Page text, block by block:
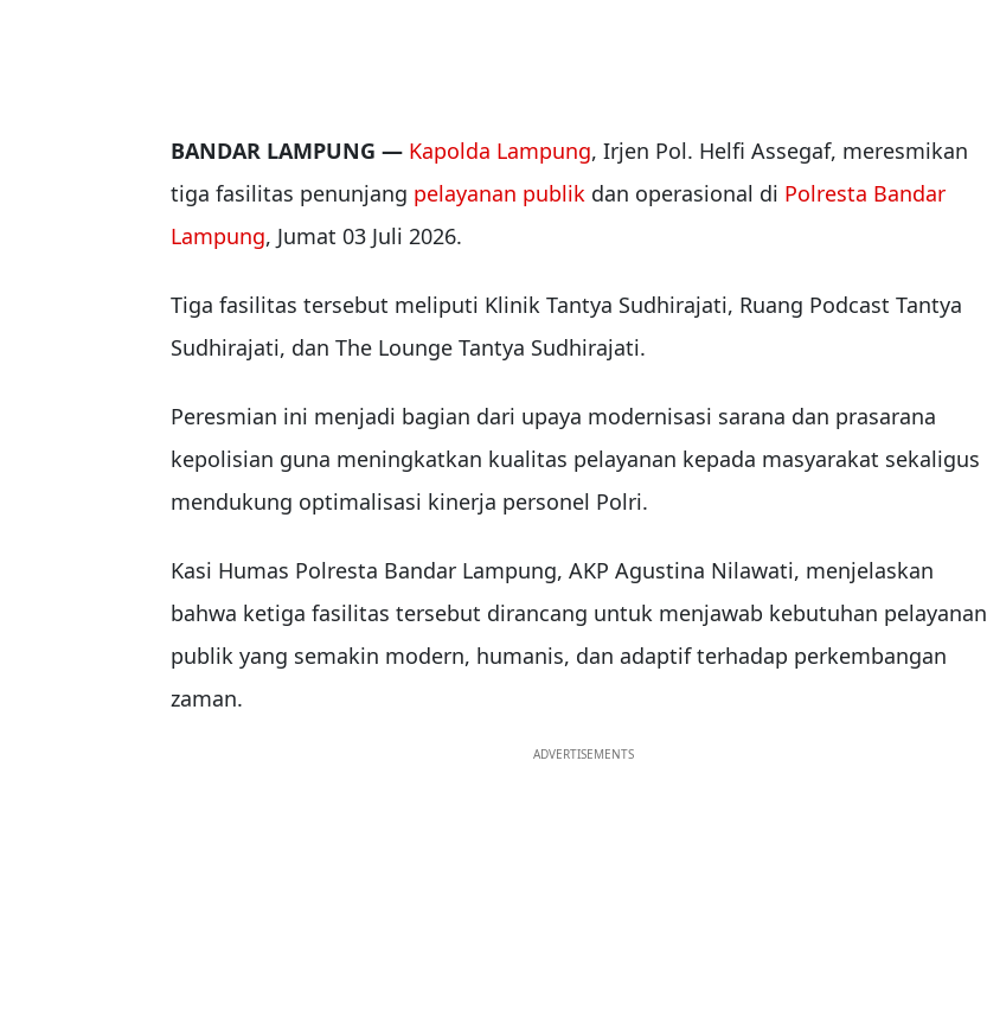
BANDAR LAMPUNG — Kapolda Lampung, Irjen Pol. Helfi Assegaf, meresmikan
tiga fasilitas penunjang pelayanan publik dan operasional di Polresta Bandar
Lampung, Jumat 03 Juli 2026.
Tiga fasilitas tersebut meliputi Klinik Tantya Sudhirajati, Ruang Podcast Tantya
Sudhirajati, dan The Lounge Tantya Sudhirajati.
Peresmian ini menjadi bagian dari upaya modernisasi sarana dan prasarana
kepolisian guna meningkatkan kualitas pelayanan kepada masyarakat sekaligus
mendukung optimalisasi kinerja personel Polri.
Kasi Humas Polresta Bandar Lampung, AKP Agustina Nilawati, menjelaskan
bahwa ketiga fasilitas tersebut dirancang untuk menjawab kebutuhan pelayanan
publik yang semakin modern, humanis, dan adaptif terhadap perkembangan
zaman.
ADVERTISEMENTS